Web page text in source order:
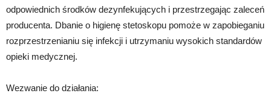
odpowiednich środków dezynfekujących i przestrzegając zaleceń
producenta. Dbanie o higienę stetoskopu pomoże w zapobieganiu
rozprzestrzenianiu się infekcji i utrzymaniu wysokich standardów
opieki medycznej.
Wezwanie do działania: